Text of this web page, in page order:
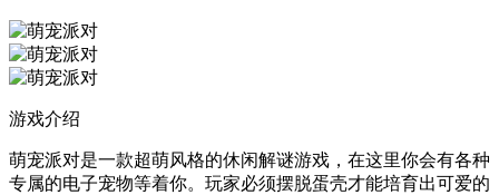
游戏介绍
萌宠派对是一款超萌风格的休闲解谜游戏，在这里你会有各种
专属的电子宠物等着你。玩家必须摆脱蛋壳才能培育出可爱的